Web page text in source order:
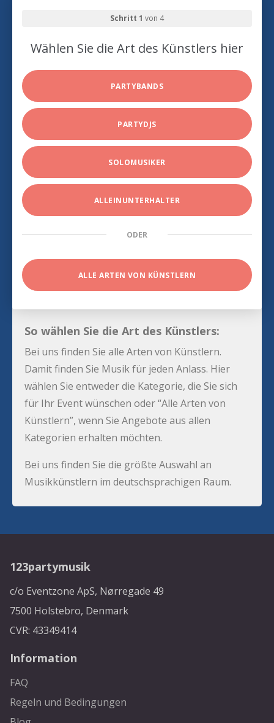
Schritt 1 von 4
Wählen Sie die Art des Künstlers hier
PARTYBANDS
PARTYDJS
SOLOMUSIKER
ALLEINUNTERHALTER
ODER
ALLE ARTEN VON KÜNSTLERN
So wählen Sie die Art des Künstlers:
Bei uns finden Sie alle Arten von Künstlern.
Damit finden Sie Musik für jeden Anlass. Hier
wählen Sie entweder die Kategorie, die Sie sich
für Ihr Event wünschen oder “Alle Arten von
Künstlern”, wenn Sie Angebote aus allen
Kategorien erhalten möchten.
Bei uns finden Sie die größte Auswahl an
Musikkünstlern im deutschsprachigen Raum.
123partymusik
c/o Eventzone ApS, Nørregade 49
7500 Holstebro, Denmark
CVR: 43349414
Information
FAQ
Regeln und Bedingungen